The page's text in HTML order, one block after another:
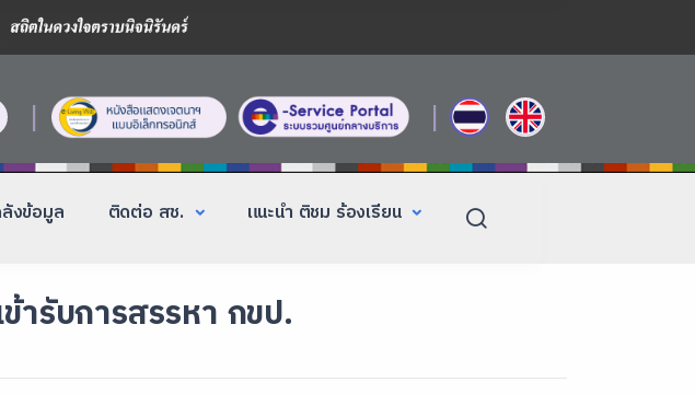
| |
งข้อมูล ติดต่อ สช. แนะนำ ติชม ร้องเรียน
รับการสรรหา กขป.